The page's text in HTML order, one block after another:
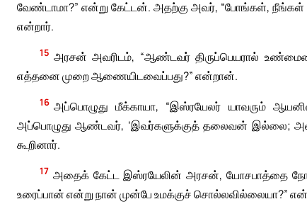
வேண்டாமா?” என்று கேட்டன். அதற்கு அவர், “போங்கள், நீங்கள்
என்றார்.
15 அரசன் அவரிடம், “ஆண்டவர் திருப்பெயரால்
எத்தனை முறை ஆணையிடவைப்பது?” என்றான்.
16 அப்பொழுது மீக்காயா, “இஸ்ரயேலர் யாவரும்
அப்பொழுது ஆண்டவர், ‘இவர்களுக்குத் தலைவன் இல்லை;
கூறினார்.
17 அதைக் கேட்ட இஸ்ரயேலின் அரசன், யோசபாத்தை
உரைப்பான் என்று நான் முன்பே உமக்குச் சொல்லவில்லையா?”